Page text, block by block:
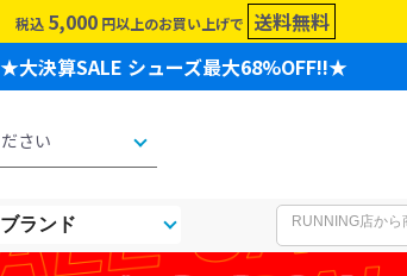
税込 5,000 円以上のお買い上げで 送料無料
★大決算SALE シューズ最大68%OFF!!★
ブランド